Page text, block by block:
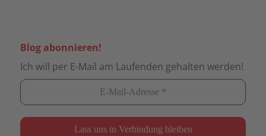
Blog abonnieren!
Ich will per E-Mail am Laufenden gehalten werden!